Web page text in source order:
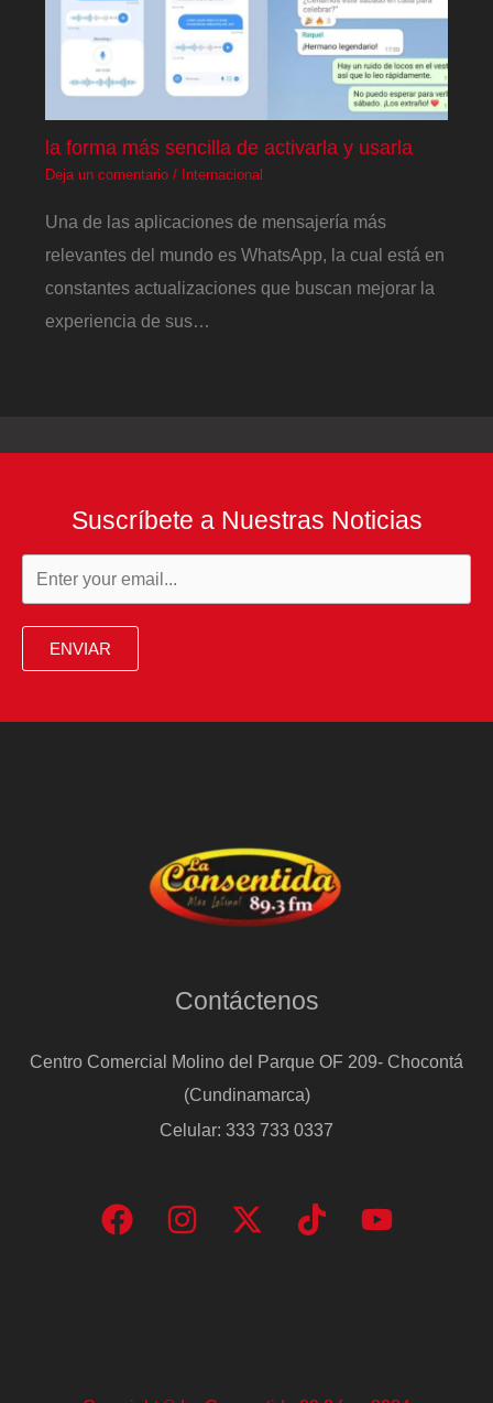
la forma más sencilla de activarla y usarla
Deja un comentario / Internacional
Una de las aplicaciones de mensajería más
relevantes del mundo es WhatsApp, la cual está en
constantes actualizaciones que buscan mejorar la
experiencia de sus…
Suscríbete a Nuestras Noticias
ENVIAR
Contáctenos
Centro Comercial Molino del Parque OF 209- Chocontá
(Cundinamarca)
Celular: 333 733 0337